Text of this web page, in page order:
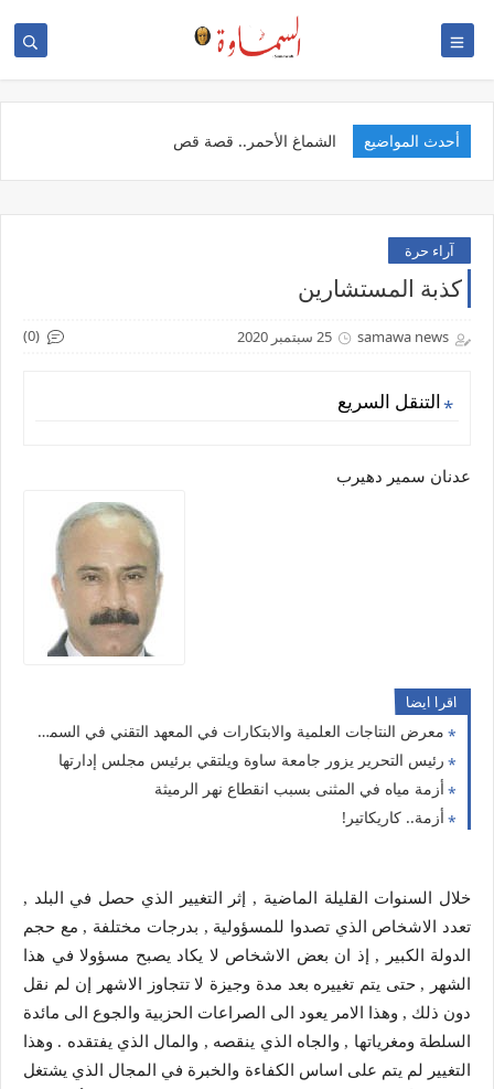
أحدث المواضيع الخد
آراء حرة
كذبة المستشارين
samawa news 25 سبتمبر 2020 (0)
التنقل السريع
عدنان سمير دهيرب
اقرا ايضا
معرض النتاجات العلمية والابتكارات في المعهد التقني في السماوة
رئيس التحرير يزور جامعة ساوة ويلتقي برئيس مجلس إدارتها
أزمة مياه في المثنى بسبب انقطاع نهر الرميثة
أزمة.. كاريكاتير!
خلال السنوات القليلة الماضية , إثر التغيير الذي حصل في البلد ,
تعدد الاشخاص الذي تصدوا للمسؤولية , بدرجات مختلفة , مع حجم
الدولة الكبير , إذ ان بعض الاشخاص لا يكاد يصبح مسؤولا في هذا
الشهر , حتى يتم تغييره بعد مدة وجيزة لا تتجاوز الاشهر إن لم نقل
دون ذلك , وهذا الامر يعود الى الصراعات الحزبية والجوع الى مائدة
السلطة ومغرياتها , والجاه الذي ينقصه , والمال الذي يفتقده . وهذا
التغيير لم يتم على اساس الكفاءة والخبرة في المجال الذي يشتغل